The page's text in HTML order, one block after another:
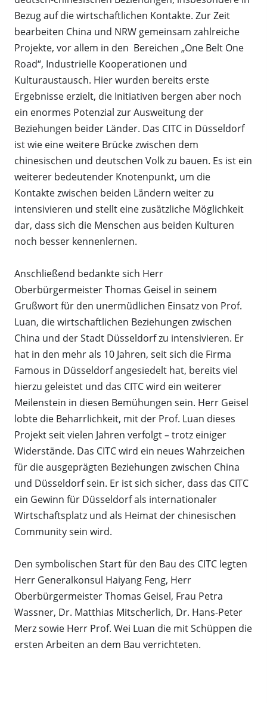
Bezug auf die wirtschaftlichen Kontakte. Zur Zeit
bearbeiten China und NRW gemeinsam zahlreiche
Projekte, vor allem in den Bereichen „One Belt One
Road“, Industrielle Kooperationen und
Kulturaustausch. Hier wurden bereits erste
Ergebnisse erzielt, die Initiativen bergen aber noch
ein enormes Potenzial zur Ausweitung der
Beziehungen beider Länder. Das CITC in Düsseldorf
ist wie eine weitere Brücke zwischen dem
chinesischen und deutschen Volk zu bauen. Es ist ein
weiterer bedeutender Knotenpunkt, um die
Kontakte zwischen beiden Ländern weiter zu
intensivieren und stellt eine zusätzliche Möglichkeit
dar, dass sich die Menschen aus beiden Kulturen
noch besser kennenlernen.
Anschließend bedankte sich Herr
Oberbürgermeister Thomas Geisel in seinem
Grußwort für den unermüdlichen Einsatz von Prof.
Luan, die wirtschaftlichen Beziehungen zwischen
China und der Stadt Düsseldorf zu intensivieren. Er
hat in den mehr als 10 Jahren, seit sich die Firma
Famous in Düsseldorf angesiedelt hat, bereits viel
hierzu geleistet und das CITC wird ein weiterer
Meilenstein in diesen Bemühungen sein. Herr Geisel
lobte die Beharrlichkeit, mit der Prof. Luan dieses
Projekt seit vielen Jahren verfolgt – trotz einiger
Widerstände. Das CITC wird ein neues Wahrzeichen
für die ausgeprägten Beziehungen zwischen China
und Düsseldorf sein. Er ist sich sicher, dass das CITC
ein Gewinn für Düsseldorf als internationaler
Wirtschaftsplatz und als Heimat der chinesischen
Community sein wird.
Den symbolischen Start für den Bau des CITC legten
Herr Generalkonsul Haiyang Feng, Herr
Oberbürgermeister Thomas Geisel, Frau Petra
Wassner, Dr. Matthias Mitscherlich, Dr. Hans-Peter
Merz sowie Herr Prof. Wei Luan die mit Schüppen die
ersten Arbeiten an dem Bau verrichteten.